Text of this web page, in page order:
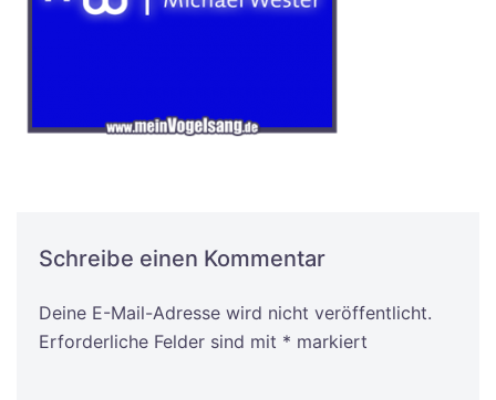
Schreibe einen Kommentar
Deine E-Mail-Adresse wird nicht veröffentlicht.
Erforderliche Felder sind mit * markiert
Alternative: